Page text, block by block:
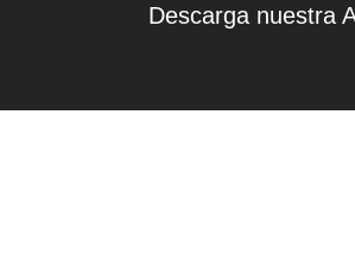
Descarga nuestra